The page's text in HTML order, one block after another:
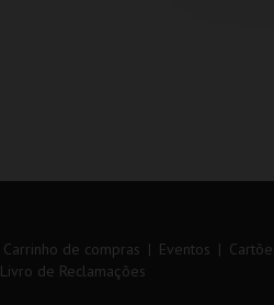
Carrinho de compras Eventos
Livro de Reclamações